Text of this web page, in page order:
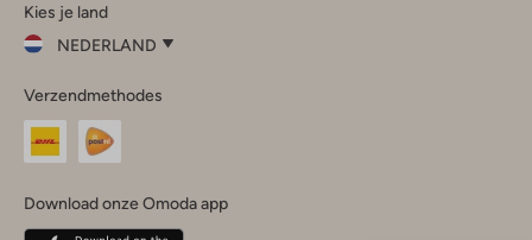
InstagramFacebook
Kies je land
NEDERLAND
je
land
Nederland
Belgique(Français)
Verzendmethodes
Download onze Omoda app